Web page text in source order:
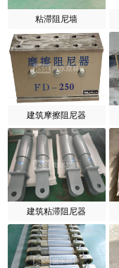
粘滞阻尼墙
建筑摩擦阻尼器
建筑粘滞阻尼器